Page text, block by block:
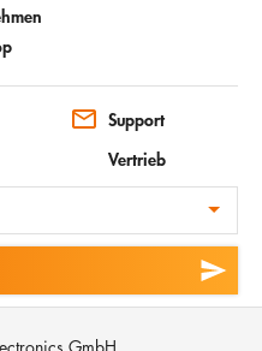
Support
Vertrieb
GmbH